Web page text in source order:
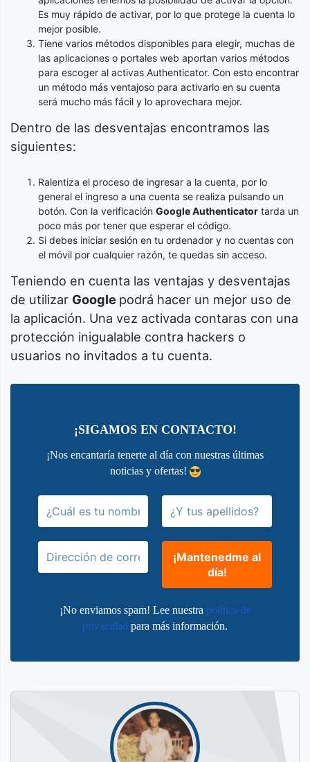
Es muy rápido de activar, por lo que protege la cuenta lo
mejor posible.
Tiene varios métodos disponibles para elegir, muchas de
las aplicaciones o portales web aportan varios métodos
para escoger al activas Authenticator. Con esto encontrar
un método más ventajoso para activarlo en su cuenta
será mucho más fácil y lo aprovechara mejor.
Dentro de las desventajas encontramos las
siguientes:
Ralentiza el proceso de ingresar a la cuenta, por lo
general el ingreso a una cuenta se realiza pulsando un
botón. Con la verificación Google Authenticator tarda un
poco más por tener que esperar el código.
Si debes iniciar sesión en tu ordenador y no cuentas con
el móvil por cualquier razón, te quedas sin acceso.
Teniendo en cuenta las ventajas y desventajas
de utilizar Google podrá hacer un mejor uso de
la aplicación. Una vez activada contaras con una
protección inigualable contra hackers o
usuarios no invitados a tu cuenta.
¡SIGAMOS EN CONTACTO!
¡Nos encantaría tenerte al día con nuestras últimas
noticias y ofertas!
¡No enviamos spam! Lee nuestra política de
privacidad para más información.